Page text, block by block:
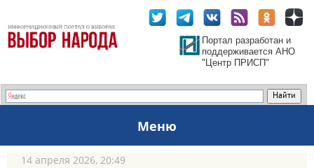
Портал разработан и
поддерживается АНО
"Центр ПРИСП"
Меню
14 апреля 2026, 20:49